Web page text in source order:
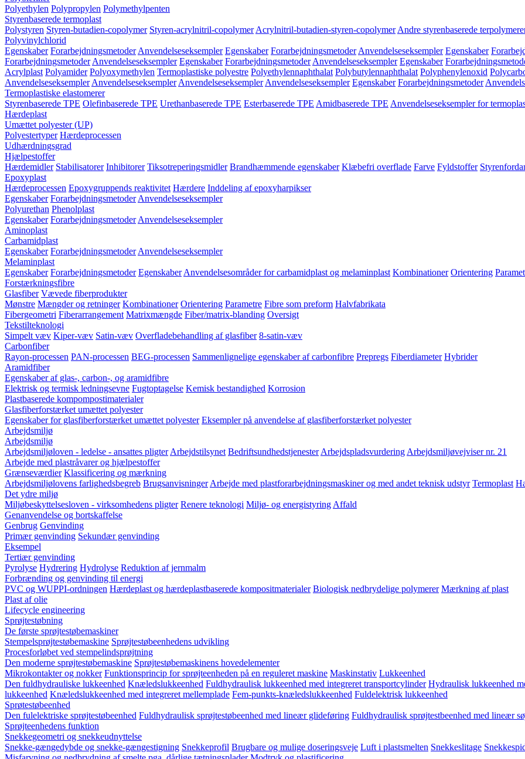
Polyethylen Polypropylen Polymethylpenten
Styrenbaserede termoplast
Polystyren Styren-butadien-copolymer Styren-acrylnitril-copolymer Acrylnitril-butadien-styren-copolymer Andre styrenbaserede
Polyvinylchlorid
Egenskaber Forarbejdningsmetoder Anvendelseseksempler Egenskaber Forarbejdningsmetoder Anvendelseseksempler Egenskaber
Forarbejdningsmetoder Anvendelseseksempler Egenskaber Forarbejdningsmetoder Anvendelseseksempler Egenskaber
Acrylplast Polyamider Polyoxymethylen Termoplastiske polyestre Polyethylennaphthalat Polybutylennaphthalat Polyphenylenoxid
Anvendelseseksempler Anvendelseseksempler Anvendelseseksempler Anvendelseseksempler Egenskaber Forarbejdningsmetoder
Termoplastiske elastomerer
Styrenbaserede TPE Olefinbaserede TPE Urethanbaserede TPE Esterbaserede TPE Amidbaserede TPE Anvendelseseksempler for
Hærdeplast
Umættet polyester (UP)
Polyestertyper Hærdeprocessen
Udhærdningsgrad
Hjælpestoffer
Hærdemidler Stabilisatorer Inhibitorer Tiksotreperingsmidler Brandhæmmende egenskaber Klæbefri overflade Farve Fyldstoffer
Epoxyplast
Hærdeprocessen Epoxygruppends reaktivitet Hærdere Inddeling af epoxyharpikser
Egenskaber Forarbejdningsmetoder Anvendelseseksempler
Polyurethan Phenolplast
Egenskaber Forarbejdningsmetoder Anvendelseseksempler
Aminoplast
Carbamidplast
Egenskaber Forarbejdningsmetoder Anvendelseseksempler
Melaminplast
Egenskaber Forarbejdningsmetoder Egenskaber Anvendelsesområder for carbamidplast og melaminplast Kombinationer Orientering
Forstærkningsfibre
Glasfiber Vævede fiberprodukter
Mønstre Mængder og retninger Kombinationer Orientering Parametre Fibre som preform Halvfabrikata
Fibergeometri Fiberarrangement Matrixmængde Fiber/matrix-blanding Oversigt
Tekstilteknologi
Simpelt væv Kiper-væv Satin-væv Overfladebehandling af glasfiber 8-satin-væv
Carbonfiber
Rayon-processen PAN-processen BEG-processen Sammenlignelige egenskaber af carbonfibre Prepregs Fiberdiameter Hybrider
Aramidfiber
Egenskaber af glas-, carbon-, og aramidfibre
Elektrisk og termisk ledningsevne Fugtoptagelse Kemisk bestandighed Korrosion
Plastbaserede kompompostimaterialer
Glasfiberforstærket umættet polyester
Egenskaber for glasfiberforstærket umættet polyester Eksempler på anvendelse af glasfiberforstærket polyester
Arbejdsmiljø
Arbejdsmiljø
Arbejdsmiljøloven - ledelse - ansattes pligter Arbejdstilsynet Bedriftsundhedstjenester Arbejdspladsvurdering Arbejdsmiljøvejviser nr. 21
Arbejde med plastråvarer og hjælpestoffer
Grænseværdier Klassificering og mærkning
Arbejdsmiljølovens farlighedsbegreb Brugsanvisninger Arbejde med plastforarbejdningsmaskiner og med andet teknisk udstyr Termoplast
Det ydre miljø
Miljøbeskyttelsesloven - virksomhedens pligter Renere teknologi Miljø- og energistyring Affald
Genanvendelse og bortskaffelse
Genbrug Genvinding
Primær genvinding Sekundær genvinding
Eksempel
Tertiær genvinding
Pyrolyse Hydrering Hydrolyse Reduktion af jernmalm
Forbrænding og genvinding til energi
PVC og WUPPI-ordningen Hærdeplast og hærdeplastbaserede kompositmaterialer Biologisk nedbrydelige polymerer Mærkning af plast
Plast af olie
Lifecycle engineering
Sprøjtestøbning
De første sprøjtestøbemaskiner
Stempelsprøjtestøbemaskine Sprøjtestøbeenhedens udvikling
Procesforløbet ved stempelindsprøjtning
Den moderne sprøjtestøbemaskine Sprøjtestøbemaskinens hovedelementer
Mikrokontakter og nokker Funktionsprincip for sprøjteenheden på en reguleret maskine Maskinstativ Lukkeenhed
Den fuldhydrauliske lukkeenhed Knæledslukkeenhed Fuldhydraulisk lukkeenhed med integreret transportcylinder Hydraulisk lukkeenhed
lukkeenhed Knæledslukkeenhed med integreret mellemplade Fem-punkts-knæledslukkeenhed Fuldelektrisk lukkeenhed
Sprøtestøbeenhed
Den fulelektriske sprøjtestøbeenhed Fuldhydraulisk sprøjtestøbeenhed med lineær glideføring Fuldhydraulisk sprøjtestbeenhed med lineær
Sprøjteenhedens funktion
Snekkegeometri og snekkeudnyttelse
Snekke-gængedybde og snekke-gængestigning Snekkeprofil Brugbare og mulige doseringsveje Luft i plastsmelten Snekkeslitage